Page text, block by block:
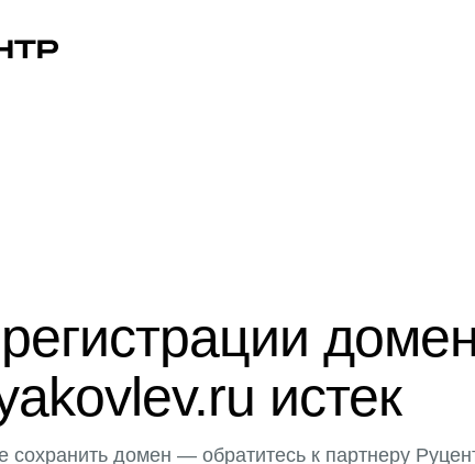
истек
сохранить домен — обратитесь к партнеру